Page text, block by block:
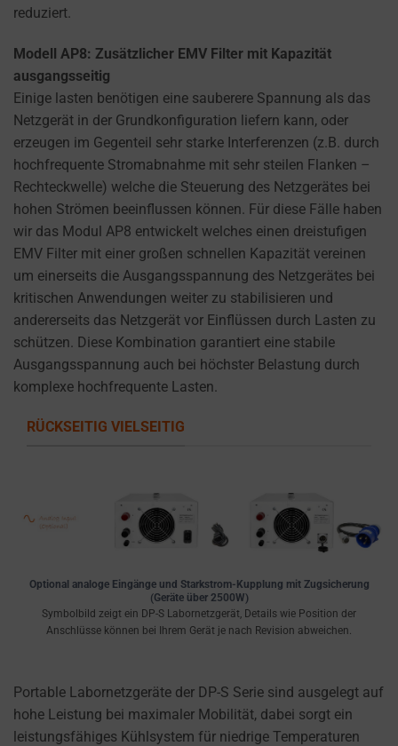
reduziert.
Modell AP8: Zusätzlicher EMV Filter mit Kapazität
ausgangsseitig
Einige lasten benötigen eine sauberere Spannung als das
Netzgerät in der Grundkonfiguration liefern kann, oder
erzeugen im Gegenteil sehr starke Interferenzen (z.B. durch
hochfrequente Stromabnahme mit sehr steilen Flanken –
Rechteckwelle) welche die Steuerung des Netzgerätes bei
hohen Strömen beeinflussen können. Für diese Fälle haben
wir das Modul AP8 entwickelt welches einen dreistufigen
EMV Filter mit einer großen schnellen Kapazität vereinen
um einerseits die Ausgangsspannung des Netzgerätes bei
kritischen Anwendungen weiter zu stabilisieren und
andererseits das Netzgerät vor Einflüssen durch Lasten zu
schützen. Diese Kombination garantiert eine stabile
Ausgangsspannung auch bei höchster Belastung durch
komplexe hochfrequente Lasten.
RÜCKSEITIG VIELSEITIG
Optional analoge Eingänge und Starkstrom-Kupplung mit Zugsicherung
(Geräte über 2500W)
Symbolbild zeigt ein DP-S Labornetzgerät, Details wie Position der
Anschlüsse können bei Ihrem Gerät je nach Revision abweichen.
Portable Labornetzgeräte der DP-S Serie sind ausgelegt auf
hohe Leistung bei maximaler Mobilität, dabei sorgt ein
leistungsfähiges Kühlsystem für niedrige Temperaturen